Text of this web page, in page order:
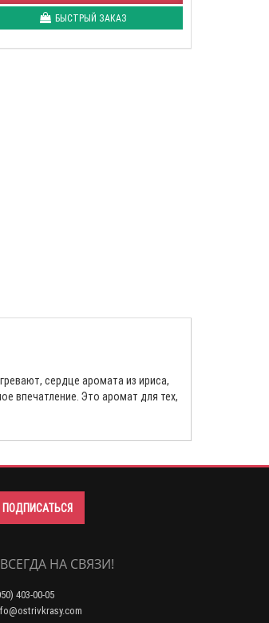
БЫСТРЫЙ ЗАКАЗ
сердце аромата из ириса,
впечатление. Это аромат для тех,
ПОДПИСАТЬСЯ
НА СВЯЗИ!
403-00-05